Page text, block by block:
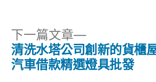
文
下一篇文章
下
一
篇
清洗水塔公司創新的貨櫃
汽車借款精選燈具批發